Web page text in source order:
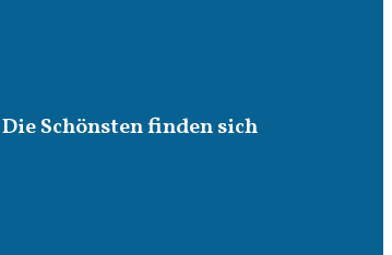
Schönsten finden sich